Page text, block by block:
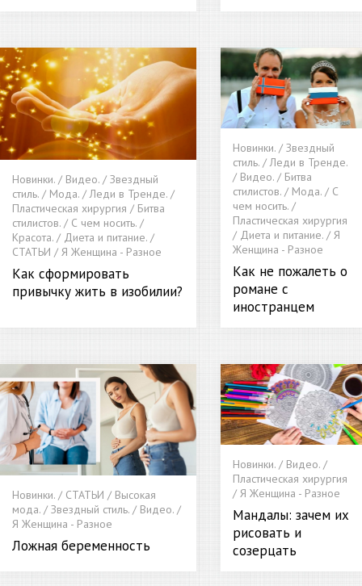
Новинки. / Видео. / Звездный
стиль. / Мода. / Леди в Тренде. /
Пластическая хирургия / Битва
стилистов. / С чем носить. /
Красота. / Диета и питание. /
СТАТЬИ / Я Женщина - Разное
Как сформировать
привычку жить в изобилии?
Новинки. / Звездный
стиль. / Леди в Тренде.
/ Видео. / Битва
стилистов. / Мода. / С
чем носить. /
Пластическая хирургия
/ Диета и питание. / Я
Женщина - Разное
Как не пожалеть о
романе с
иностранцем
Новинки. / СТАТЬИ / Высокая
мода. / Звездный стиль. / Видео. /
Я Женщина - Разное
Ложная беременность
Новинки. / Видео. /
Пластическая хирургия
/ Я Женщина - Разное
Мандалы: зачем их
рисовать и
созерцать